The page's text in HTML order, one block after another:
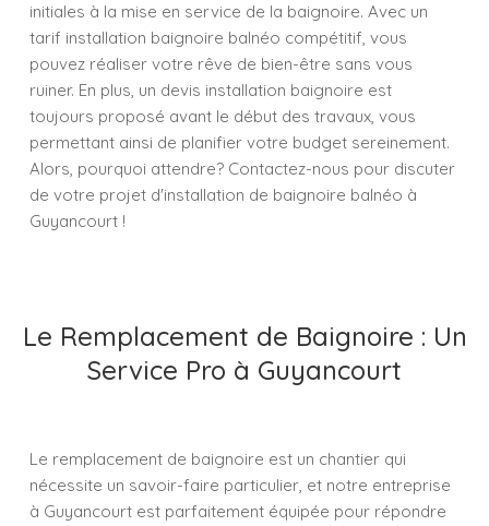
initiales à la mise en service de la baignoire. Avec un
tarif installation baignoire balnéo compétitif, vous
pouvez réaliser votre rêve de bien-être sans vous
ruiner. En plus, un devis installation baignoire est
toujours proposé avant le début des travaux, vous
permettant ainsi de planifier votre budget sereinement.
Alors, pourquoi attendre? Contactez-nous pour discuter
de votre projet d'installation de baignoire balnéo à
Guyancourt !
Le Remplacement de Baignoire : Un
Service Pro à Guyancourt
Le remplacement de baignoire est un chantier qui
nécessite un savoir-faire particulier, et notre entreprise
à Guyancourt est parfaitement équipée pour répondre